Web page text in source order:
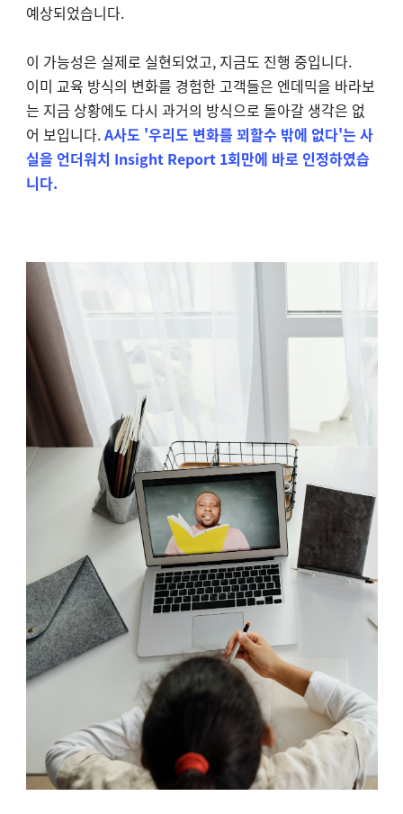
예상되었습니다.
이 가능성은 실제로 실현되었고, 지금도 진행 중입니다.
이미 교육 방식의 변화를 경험한 고객들은 엔데믹을 바라보
는 지금 상황에도 다시 과거의 방식으로 돌아갈 생각은 없
어 보입니다.A사도 '우리도 변화를 꾀할수 밖에 없다'는 사
실을 언더워치 Insight Report 1회만에 바로 인정하였습
니다.